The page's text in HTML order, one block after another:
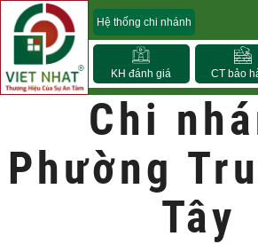
Hệ thống chi nhánh
KH đánh giá CT bảo
Chi
Phường
Tây